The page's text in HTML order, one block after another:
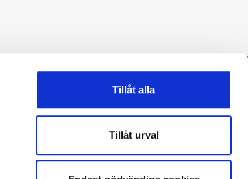
Tillåt alla
Tillåt urval
www.sodertalje.se